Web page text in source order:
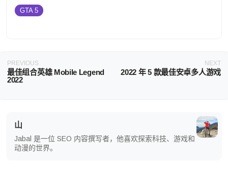
GTA 5
PREVIOUS
最佳组合英雄 Mobile Legend
2022
NEXT
2022 年 5 款最佳安卓多人游戏
山
Jabal 是一位 SEO 内容撰写者，他喜欢探索科技、游戏和
动漫的世界。